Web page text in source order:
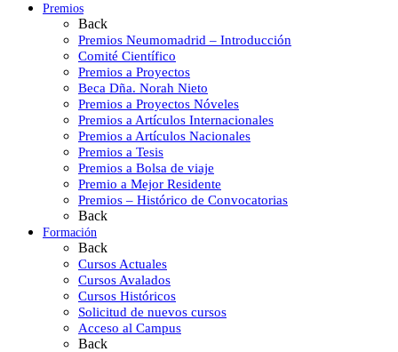
Premios
Back
Premios Neumomadrid – Introducción
Comité Científico
Premios a Proyectos
Beca Dña. Norah Nieto
Premios a Proyectos Nóveles
Premios a Artículos Internacionales
Premios a Artículos Nacionales
Premios a Tesis
Premios a Bolsa de viaje
Premio a Mejor Residente
Premios – Histórico de Convocatorias
Back
Formación
Back
Cursos Actuales
Cursos Avalados
Cursos Históricos
Solicitud de nuevos cursos
Acceso al Campus
Back